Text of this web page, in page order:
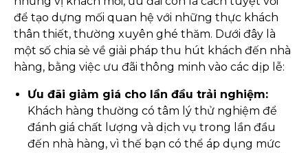
để tạo dựng mối quan hệ với những thực khách
thân thiết, thường xuyên ghé thăm. Dưới đây là
một số chia sẻ về giải pháp thu hút khách đến nhà
hàng, bằng việc ưu đãi thông minh vào các dịp lễ:
Ưu đãi giảm giá cho lần đầu trải nghiệm:
Khách hàng thường có tâm lý thử nghiệm để
đánh giá chất lượng và dịch vụ trong lần đầu
đến nhà hàng, vì thế bạn có thể áp dụng mức